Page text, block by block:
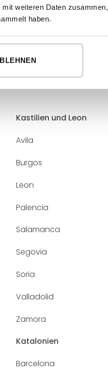
mit weiteren Daten
haben.
sowie den
an. Für
Links zugreifen:
Kastilien und Leon
Avila
Burgos
Leon
Palencia
Salamanca
Segovia
Soria
Valladolid
Zamora
Katalonien
Barcelona